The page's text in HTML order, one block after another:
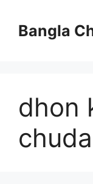
contentBangla
dhon